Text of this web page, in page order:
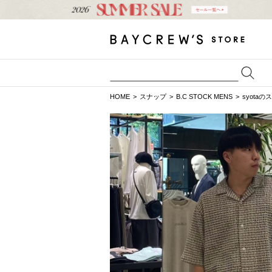
HOME スナップ B.C STOCK MENS syotaの